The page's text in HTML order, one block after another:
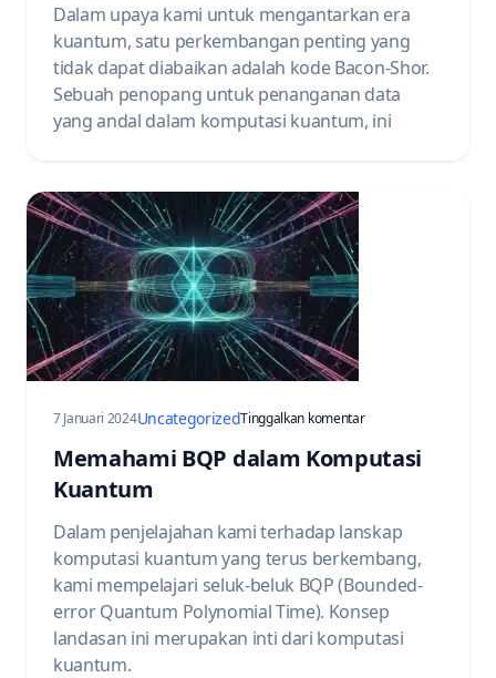
Dalam upaya kami untuk mengantarkan era
kuantum, satu perkembangan penting yang
tidak dapat diabaikan adalah kode Bacon-Shor.
Sebuah penopang untuk penanganan data
yang andal dalam komputasi kuantum, ini
7 Januari 2024UncategorizedTinggalkan komentarpada Understanding
Memahami BQP dalam Komputasi
Kuantum
Dalam penjelajahan kami terhadap lanskap
komputasi kuantum yang terus berkembang,
kami mempelajari seluk-beluk BQP (Bounded-
error Quantum Polynomial Time). Konsep
landasan ini merupakan inti dari komputasi
kuantum.